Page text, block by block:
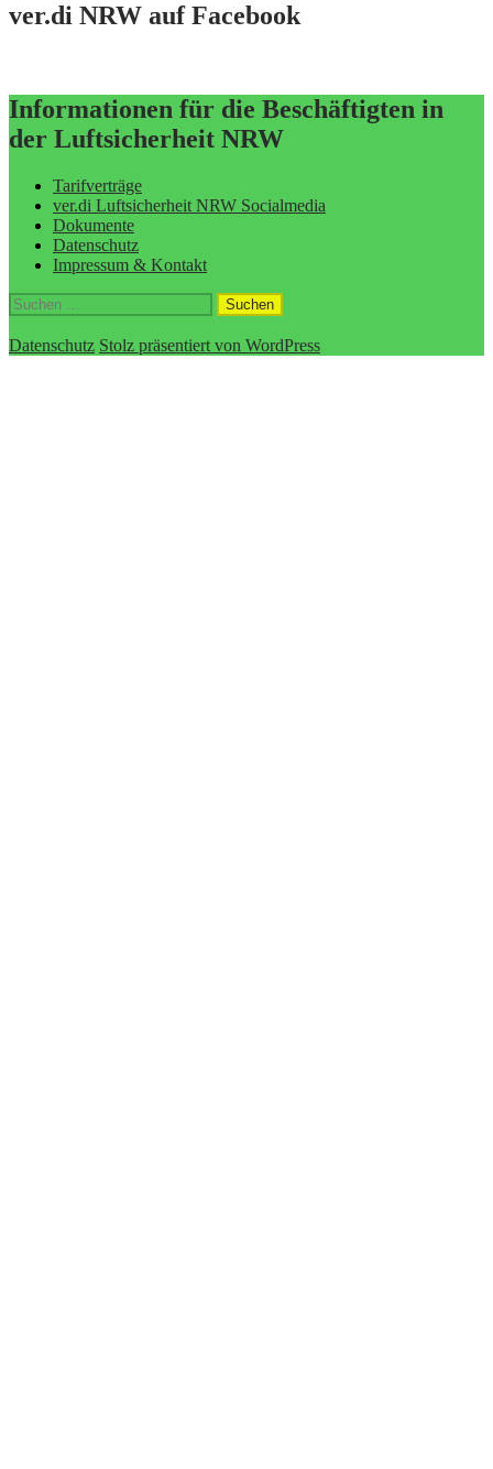
ver.di NRW auf Facebook
Informationen für die Beschäftigten in
der Luftsicherheit NRW
Tarifverträge
ver.di Luftsicherheit NRW Socialmedia
Dokumente
Datenschutz
Impressum & Kontakt
Suchen
nach:
Datenschutz Stolz präsentiert von WordPress